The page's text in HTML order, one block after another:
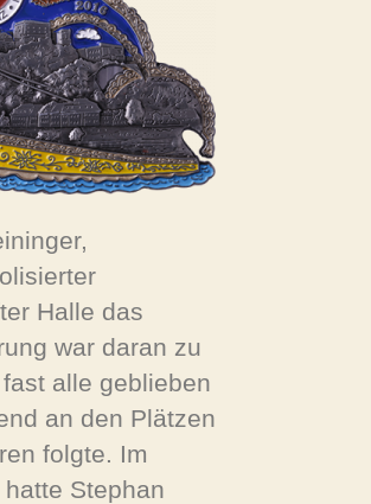
Halle das
war daran zu
alle geblieben
an den Plätzen
folgte. Im
Stephan